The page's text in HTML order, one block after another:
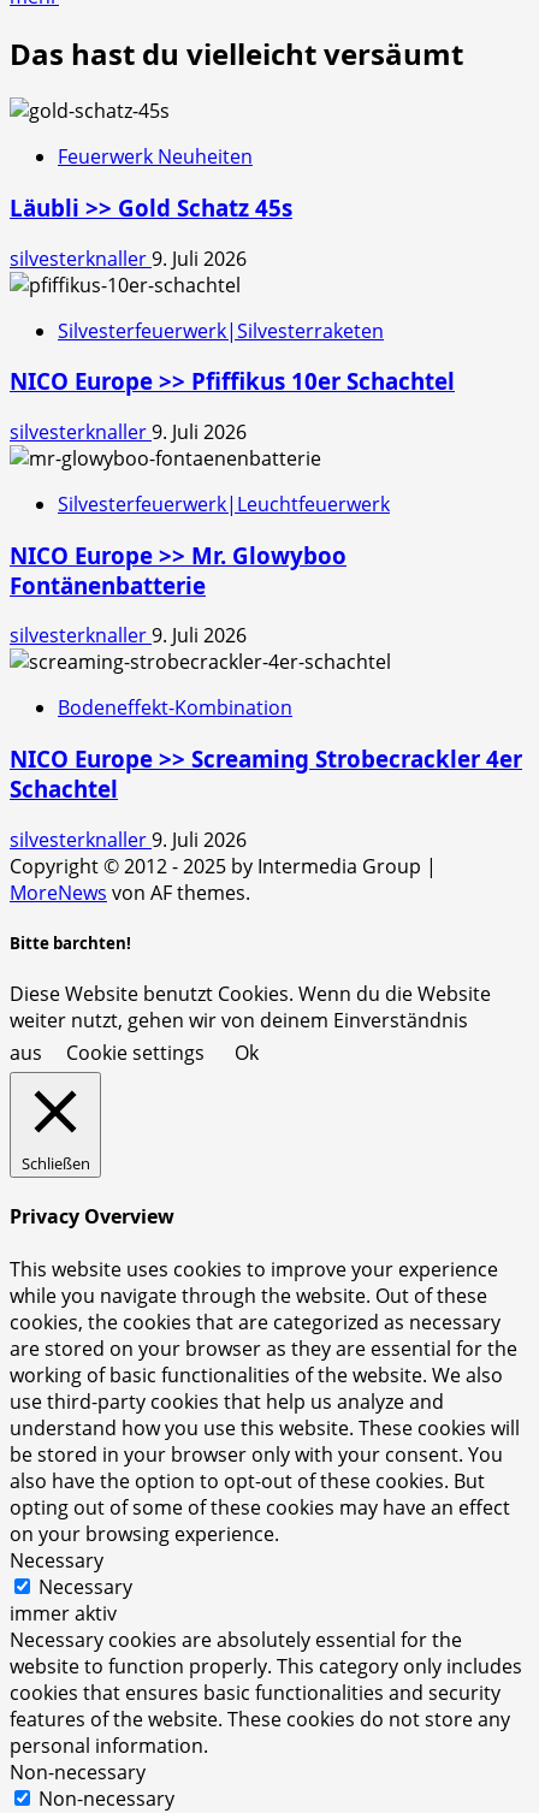
Das hast du vielleicht versäumt
Feuerwerk Neuheiten
Läubli >> Gold Schatz 45s
silvesterknaller9. Juli 2026
Silvesterfeuerwerk|Silvesterraketen
NICO Europe >> Pfiffikus 10er Schachtel
silvesterknaller9. Juli 2026
Silvesterfeuerwerk|Leuchtfeuerwerk
NICO Europe >> Mr. Glowyboo
Fontänenbatterie
silvesterknaller9. Juli 2026
Bodeneffekt-Kombination
NICO Europe >> Screaming Strobecrackler 4er
Schachtel
silvesterknaller9. Juli 2026
Copyright © 2012 - 2025 by Intermedia Group |
MoreNews von AF themes.
Bitte barchten!
Diese Website benutzt Cookies. Wenn du die Website
weiter nutzt, gehen wir von deinem Einverständnis
aus
Cookie settings Ok
Schließen
Privacy Overview
This website uses cookies to improve your experience
while you navigate through the website. Out of these
cookies, the cookies that are categorized as necessary
are stored on your browser as they are essential for the
working of basic functionalities of the website. We also
use third-party cookies that help us analyze and
understand how you use this website. These cookies will
be stored in your browser only with your consent. You
also have the option to opt-out of these cookies. But
opting out of some of these cookies may have an effect
on your browsing experience.
Necessary
Necessary
immer aktiv
Necessary cookies are absolutely essential for the
website to function properly. This category only includes
cookies that ensures basic functionalities and security
features of the website. These cookies do not store any
personal information.
Non-necessary
Non-necessary